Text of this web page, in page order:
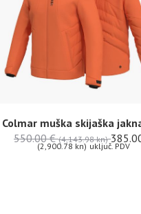
Colmar muška skijaška
550.00€ (4,143.98 kn)
(2,900.78 kn) uključ. PDV